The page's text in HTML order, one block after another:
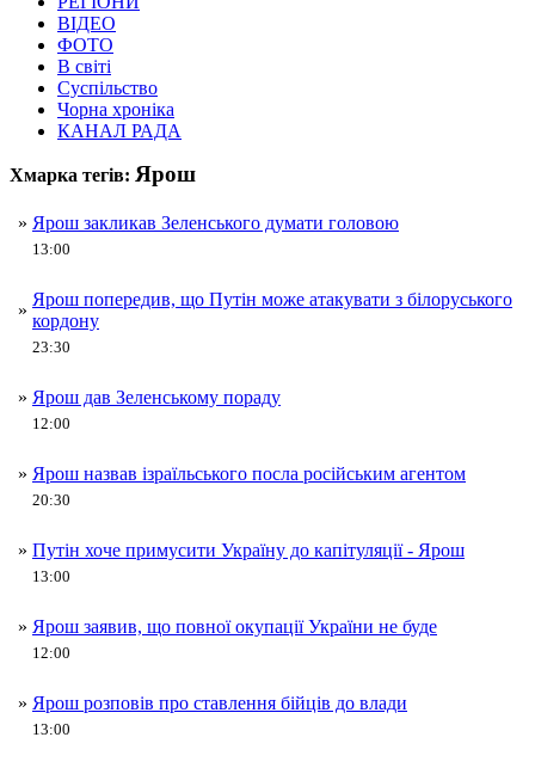
ВІДЕО
ФОТО
В світі
Суспільство
Чорна хроніка
КАНАЛ РАДА
Хмарка тегів: Ярош
» Ярош закликав Зеленського думати головою
13:00
»
Ярош попередив, що Путін може атакувати з білоруського
кордону
23:30
» Ярош дав Зеленському пораду
12:00
» Ярош назвав ізраїльського посла російським агентом
20:30
» Путін хоче примусити Україну до капітуляції - Ярош
13:00
» Ярош заявив, що повної окупації України не буде
12:00
» Ярош розповів про ставлення бійців до влади
13:00